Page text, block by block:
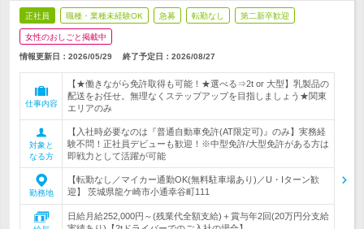
正社員 職種・業種未経験OK 急募 転勤なし 第二新卒歓迎
女性のおしごと掲載中
情報更新日：2026/05/29 終了予定日： 2026/08/27
仕事内容
【★働きながら免許取得も可能！★選べる⇒2t or 大型】乳製品の
配送をお任せ。無理なくステップアップを目指しましょう★関東
エリアのみ
対象と
なる方
【入社時必要なのは『普通自動車免許(AT限定可)』のみ】実務経
験不問！正社員デビューも歓迎！※中型免許/大型免許がある方は
即戦力として活躍が可能
勤務地
【転勤なし／マイカー通勤OK(無料駐車場あり)／U・Iターン歓
迎】 茨城県龍ケ崎市小通幸谷町111
日給月給252,000円～(残業代全額支給)＋賞与年2回(20万円分支給